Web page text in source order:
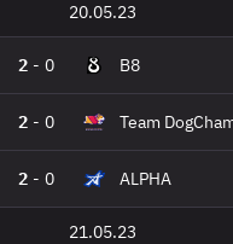
20.05.23
2 - 0 B8
2 - 0 Team
2 - 0 ALPHA
21.05.23